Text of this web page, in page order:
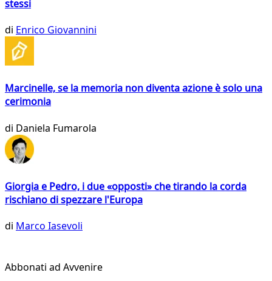
stessi
di Enrico Giovannini
Marcinelle, se la memoria non diventa azione è solo una
cerimonia
di Daniela Fumarola
Giorgia e Pedro, i due «opposti» che tirando la corda
rischiano di spezzare l'Europa
di Marco Iasevoli
Abbonati ad Avvenire